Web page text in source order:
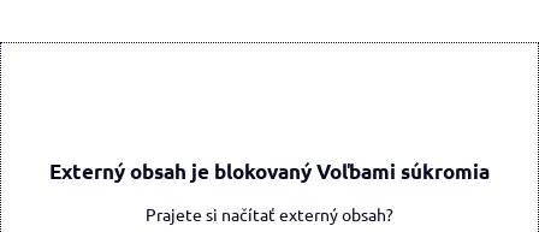
Externý obsah je blokovaný Voľbami súkromia
Prajete si načítať externý obsah?